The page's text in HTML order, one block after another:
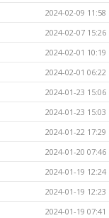
2024-02-09 11:58
2024-02-07 15:26
2024-02-01 10:19
2024-02-01 06:22
2024-01-23 15:06
2024-01-23 15:03
2024-01-22 17:29
2024-01-20 07:46
2024-01-19 12:24
2024-01-19 12:23
2024-01-19 07:41